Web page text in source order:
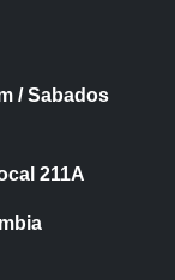
/Sabados
211A